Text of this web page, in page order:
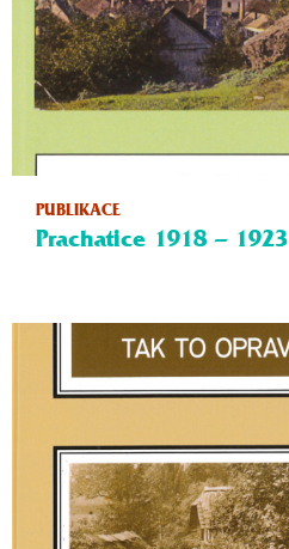
PUBLIKACE
Prachatice 1918 – 1923